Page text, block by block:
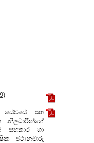
සේවයේ සහ
නිලධාරීන්ගේ
සහකාර හා
ස්ථානමාරු